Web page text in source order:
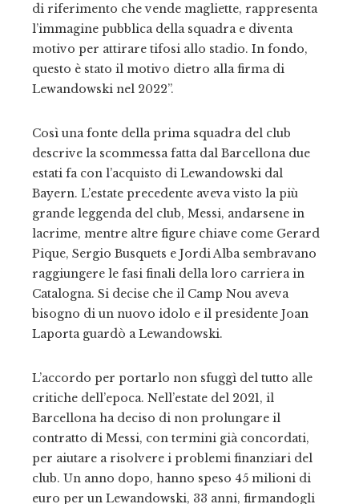
di riferimento che vende magliette, rappresenta
l’immagine pubblica della squadra e diventa
motivo per attirare tifosi allo stadio. In fondo,
questo è stato il motivo dietro alla firma di
Lewandowski nel 2022”.
Così una fonte della prima squadra del club
descrive la scommessa fatta dal Barcellona due
estati fa con l’acquisto di Lewandowski dal
Bayern. L’estate precedente aveva visto la più
grande leggenda del club, Messi, andarsene in
lacrime, mentre altre figure chiave come Gerard
Pique, Sergio Busquets e Jordi Alba sembravano
raggiungere le fasi finali della loro carriera in
Catalogna. Si decise che il Camp Nou aveva
bisogno di un nuovo idolo e il presidente Joan
Laporta guardò a Lewandowski.
L’accordo per portarlo non sfuggì del tutto alle
critiche dell’epoca. Nell’estate del 2021, il
Barcellona ha deciso di non prolungare il
contratto di Messi, con termini già concordati,
per aiutare a risolvere i problemi finanziari del
club. Un anno dopo, hanno speso 45 milioni di
euro per un Lewandowski, 33 anni, firmandogli